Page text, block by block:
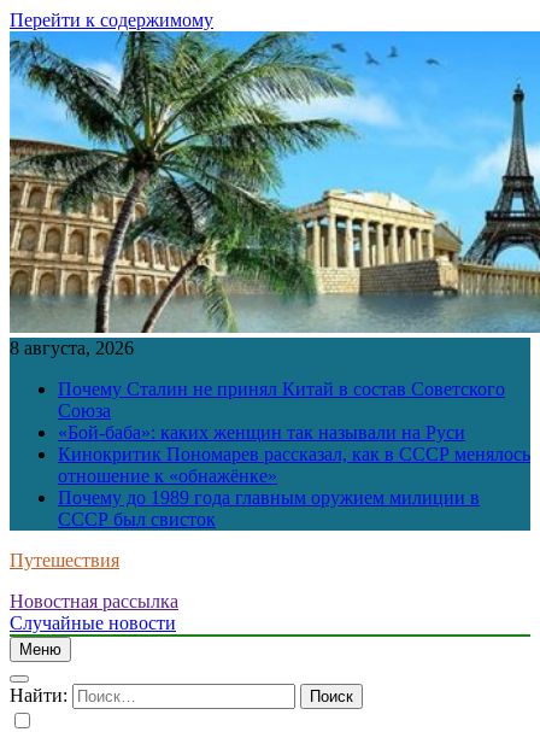
Перейти к содержимому
8 августа, 2026
Почему Сталин не принял Китай в состав Советского
Союза
«Бой-баба»: каких женщин так называли на Руси
Кинокритик Пономарев рассказал, как в СССР менялось
отношение к «обнажёнке»
Почему до 1989 года главным оружием милиции в
СССР был свисток
Путешествия
Новостная рассылка
Случайные новости
Меню
Найти: